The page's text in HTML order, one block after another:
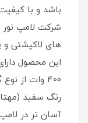
باشد و با
400 وات از
رنگ سفید